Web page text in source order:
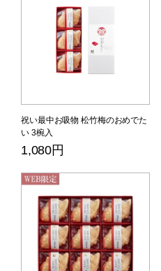
祝い最中お吸物 松竹梅のおめでた
い 3椀入
1,080円